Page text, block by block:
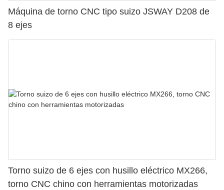
Máquina de torno CNC tipo suizo JSWAY D208 de
8 ejes
Torno suizo de 6 ejes con husillo eléctrico MX266,
torno CNC chino con herramientas motorizadas